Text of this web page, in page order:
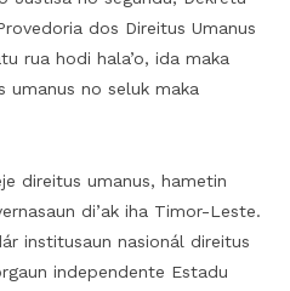
dos Direitus Umanus
rua hodi hala’o, ida maka
no seluk maka
direitus umanus, hametin
di’ak iha Timor-Leste.
institusaun nasionál direitus
independente Estadu